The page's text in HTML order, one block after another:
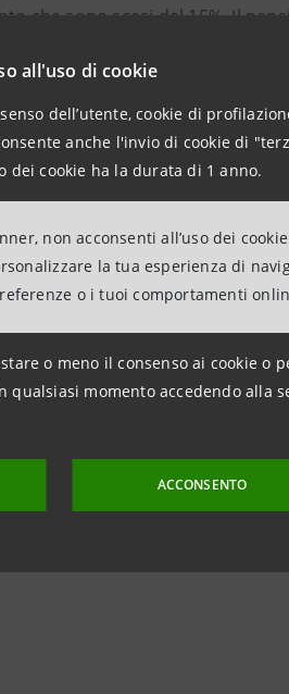
all'uso di cookie
dell’utente, cookie di
anche l'invio di cookie di
dei cookie ha la durata di 1 anno.
non acconsenti all’uso dei
la tua esperienza di
o i tuoi comportamenti
o meno il consenso ai cookie o
momento accedendo alla
ACCONSENTO
che sono scesi del 15%. Il
è elevata: il 61%dei
un nuovo prodotto o
dal brand.
agisce come un
impegnate nel sostegno
se si occupa del
fiducia, il 40% delle persone
coi propri clienti, i brand
, e lariapertura in